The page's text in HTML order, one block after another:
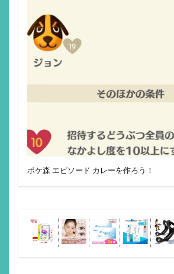
ポケ森 エピソード カレーを作ろう！